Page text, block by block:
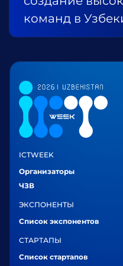
команд в
ICTWEEK
Организаторы
ЧЗВ
ЭКСПОНЕНТЫ
Список экспонентов
СТАРТАПЫ
Список стартапов